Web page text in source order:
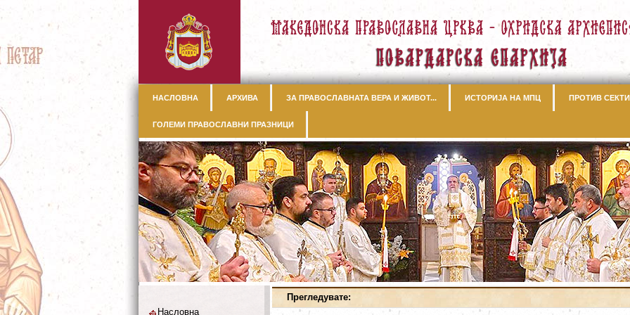
НАСЛОВНА АРХИВА ЗА ПРАВОСЛАВНАТА ВЕРА И ЖИВОТ... ИСТОРИЈА НА МПЦ ПРОТИВ
ГОЛЕМИ ПРАВОСЛАВНИ ПРАЗНИЦИ
Прегледувате:
Насловна